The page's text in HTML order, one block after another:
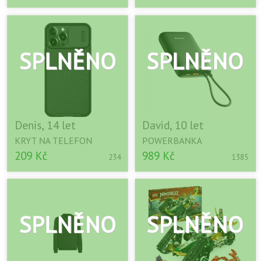
Denis, 14 let
KRYT NA TELEFON
209 Kč 234
David, 10 let
POWERBANKA
989 Kč 1385